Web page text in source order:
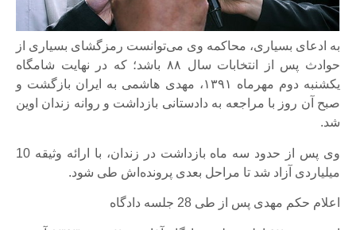
به ادعای بسیاری، محاکمه وی می‌توانست رمزگشای بسیاری از
حوادث پس از انتخابات سال ٨٨ باشد؛ که در نهایت شامگاه
یکشنبه دوم مهرماه ١٣٩١، مهدی هاشمی به ایران بازگشت و
صبح آن روز با مراجعه به دادستانی بازداشت و روانه زندان اوین
شد.
وی پس از حدود سه ماه بازداشت در زندان، با ارائه وثیقه 10
میلیاردی آزاد شد تا مراحل بعدی پرونده‌اش طی شود.
اعلام حکم مهدی پس از طی 28 جلسه دادگاه